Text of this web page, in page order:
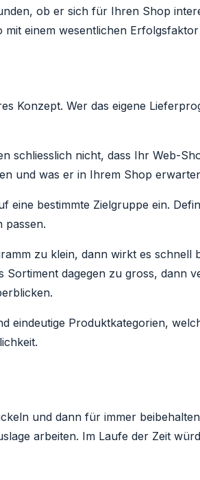
ob er sich für Ihren Shop
einem wesentlichen
Konzept. Wer das eigene
schliesslich nicht, dass Ihr Web-
und was er in Ihrem Shop
bestimmte Zielgruppe ein.
passen.
zu klein, dann wirkt es schnell
dagegen zu gross, dann
eindeutige Produktkategorien,
und dann für immer
arbeiten. Im Laufe der Zeit